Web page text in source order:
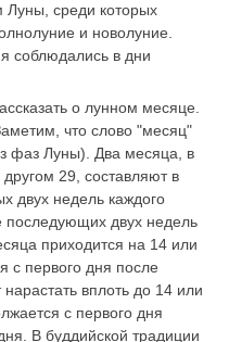
Луны, среди которых
и новолуние.
соблюдались в дни
о лунном месяце.
что слово "месяц"
фаз Луны). Два месяца, в
29, составляют в
двух недель каждого
последующих двух недель
приходится на 14 или
с первого дня после
вплоть до 14 или
с первого дня
В буддийской традиции